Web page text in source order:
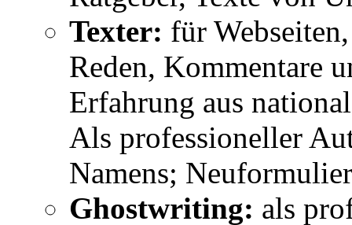
Texter: für
Reden, Kommentare
Erfahrung aus
Als professioneller
Namens;
Ghostwriting: als